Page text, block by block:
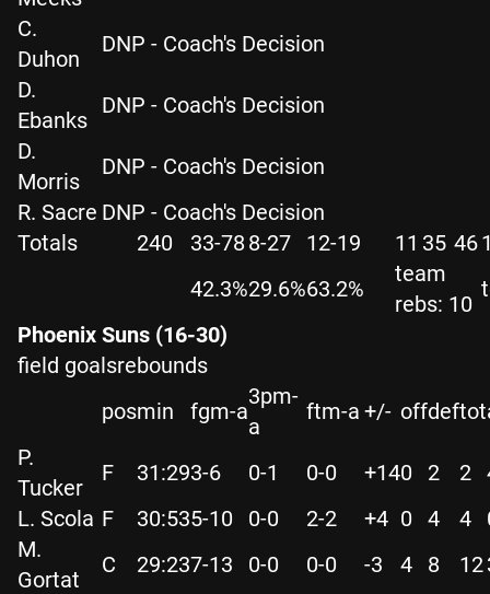
C.
Duhon
DNP - Coach's Decision
D.
Ebanks
DNP - Coach's Decision
D.
Morris
DNP - Coach's Decision
R. Sacre DNP - Coach's Decision
Totals
240 33-788-27 12-19 11 35 46
42.3%29.6%63.2%
team
rebs: 10
Phoenix Suns (16-30)
field goalsrebounds
posmin fgm-a
3pm-
a
ftm-a +/- offdeftot
P.
Tucker
F 31:293-6 0-1 0-0 +140 2 2
L. Scola F 30:535-10 0-0 2-2 +4 0 4 4
M.
Gortat
C 29:237-13 0-0 0-0 -3 4 8 12